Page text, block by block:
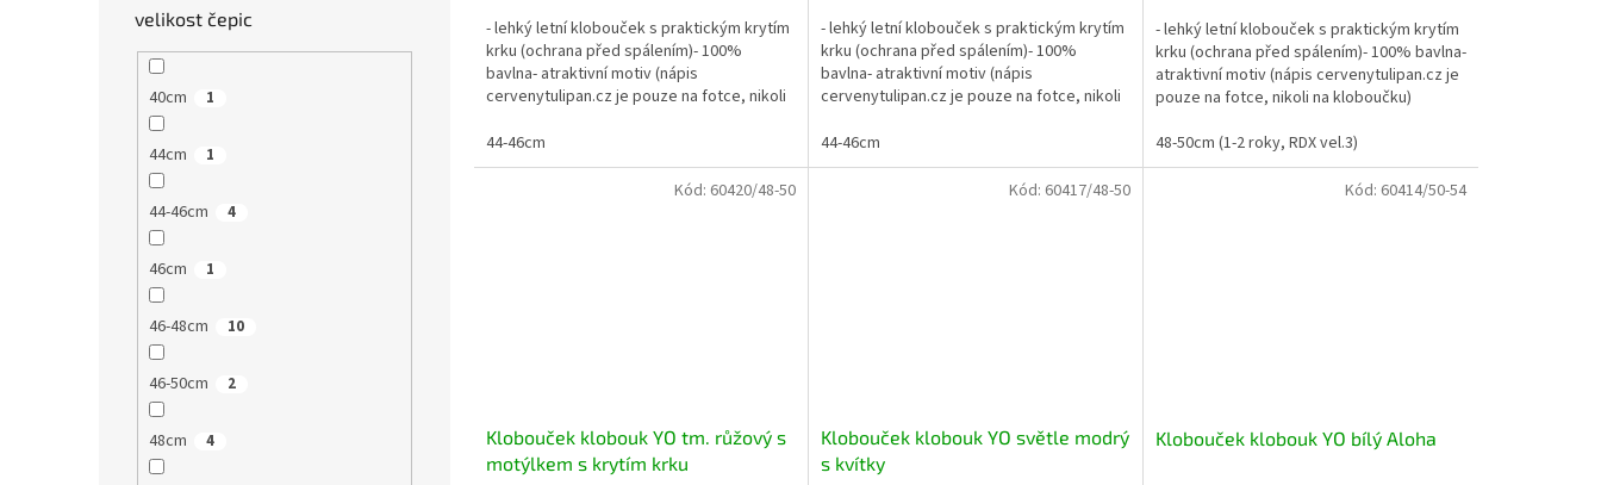
velikost čepic
40cm 1
44cm 1
44-46cm 4
46cm 1
46-48cm 10
46-50cm 2
48cm 4
- lehký letní klobouček s praktickým krytím
krku (ochrana před spálením)- 100%
bavlna- atraktivní motiv (nápis
cervenytulipan.cz je pouze na fotce, nikoli
44-46cm
- lehký letní klobouček s praktickým krytím
krku (ochrana před spálením)- 100%
bavlna- atraktivní motiv (nápis
cervenytulipan.cz je pouze na fotce, nikoli
44-46cm
- lehký letní klobouček s praktickým krytím
krku (ochrana před spálením)- 100% bavlna-
atraktivní motiv (nápis cervenytulipan.cz je
pouze na fotce, nikoli na kloboučku)
48-50cm (1-2 roky, RDX vel.3)
Klobouček klobouk YO tm. růžový s
motýlkem s krytím krku
Kód: 60420/48-50
Klobouček klobouk YO světle modrý
s kvítky
Kód: 60417/48-50
Klobouček klobouk YO bílý Aloha
Kód: 60414/50-54